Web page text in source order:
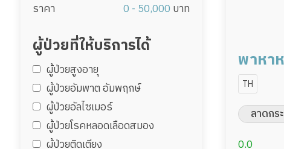
พาหา
850/เ
พร้อม
TH
ลาดกร
0.0
ราคา 0 - 50,000 บาท
ผู้ป่วยที่ให้บริการได้
ผู้ป่วยสูงอายุ
ผู้ป่วยอัมพาต อัมพฤกษ์
ผู้ป่วยอัลไซเมอร์
ผู้ป่วยโรคหลอดเลือดสมอง
ผู้ป่วยติดเตียง